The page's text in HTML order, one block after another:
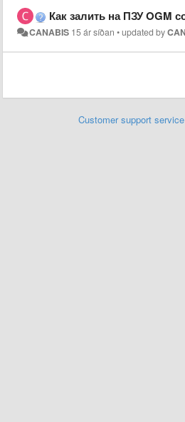
Как залить на ПЗУ OGM сообщение для DISA на АТС Panasonic
CANABIS 15 ár síðan •updated by
Customer support service